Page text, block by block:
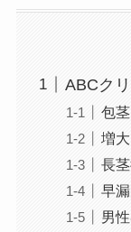
ABCク
包茎
増大
長
早
男